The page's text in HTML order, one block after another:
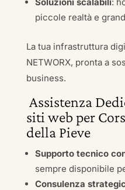
piccole realtà e
La tua infrastruttura
NETWORX, pronta a
business.
Assistenza
siti web per
della Pieve
Supporto tecnico
sempre disponibile
Consulenza